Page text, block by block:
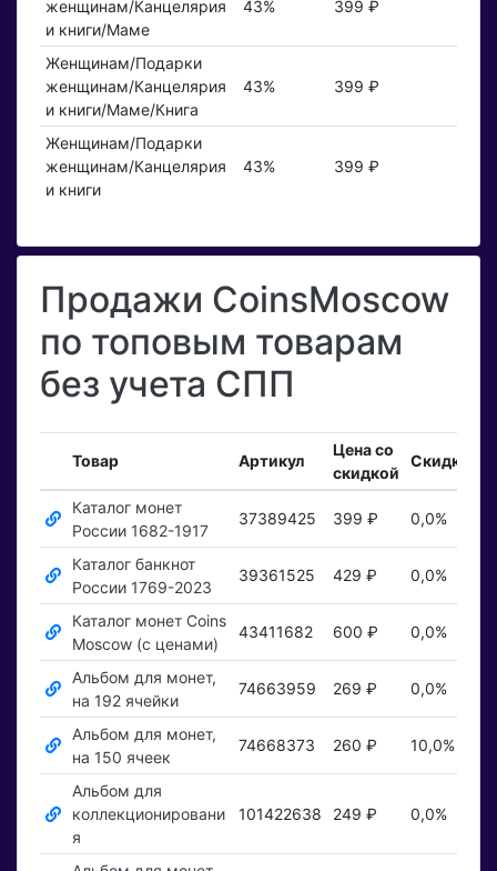
женщинам/Канцелярия
и книги/Маме
43% 399 ₽
Женщинам/Подарки
женщинам/Канцелярия
и книги/Маме/Книга
43% 399 ₽
Женщинам/Подарки
женщинам/Канцелярия
и книги
43% 399 ₽
Продажи CoinsMoscow
по топовым товарам
без учета СПП
Товар Артикул
Цена со
скидкой
Скидка
Каталог монет
России 1682-1917
37389425 399 ₽ 0,0%
Каталог банкнот
России 1769-2023
39361525 429 ₽ 0,0%
Каталог монет Coins
Moscow (с ценами)
43411682 600 ₽ 0,0%
Альбом для монет,
на 192 ячейки
74663959 269 ₽ 0,0%
Альбом для монет,
на 150 ячеек
74668373 260 ₽ 10,0%
Альбом для
коллекционировани
я
101422638 249 ₽ 0,0%